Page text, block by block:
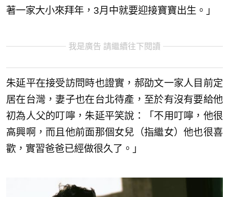
著一家大小來拜年，3月中就要迎接寶寶出生。」
我是廣告 請繼續往下閱讀
朱延平在接受訪問時也證實，郝劭文一家人目前定
居在台灣，妻子也在台北待產，至於有沒有要給他
初為人父的叮嚀，朱延平笑說：「不用叮嚀，他很
高興啊，而且他前面那個女兒（指繼女）他也很喜
歡，實習爸爸已經做很久了。」